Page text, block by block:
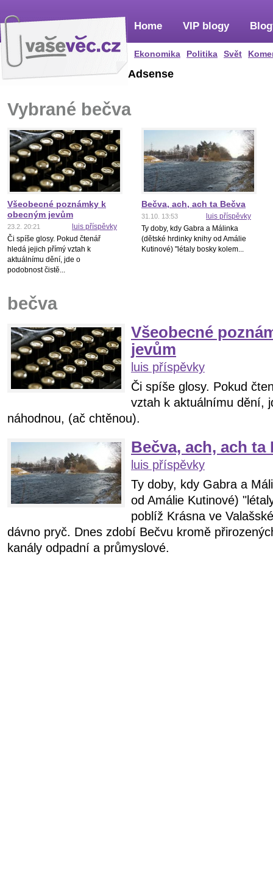
Home
Ekonomika Politika Svět
VIP blogy
Adsense
Vybrané bečva
Všeobecné poznámky k
obecným jevům
23.2. 20:21
luis příspěvky
Či spíše glosy. Pokud čtenář
hledá jejich přímý vztah k
aktuálnímu dění, jde o
podobnost čistě...
Bečva, ach, ach ta Bečva
31.10. 13:53
luis příspěvky
Ty doby, kdy Gabra a Málinka
(dětské hrdinky knihy od Amálie
Kutinové) "létaly bosky kolem...
bečva
Všeobecné
jevům
luis příspěvky
Či spíše glosy. Pokud
vztah k aktuálnímu dění,
náhodnou, (ač chtěnou).
Bečva, ach, ach ta
luis příspěvky
Ty doby, kdy Gabra a
od Amálie Kutinové)
poblíž Krásna ve
dávno pryč. Dnes zdobí Bečvu kromě
kanály odpadní a průmyslové.